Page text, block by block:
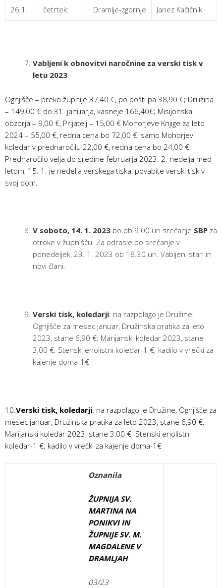
26.1. četrtek: Dramlje-zgornje Janez Kačičnik
Vabljeni k obnovitvi naročnine za verski tisk v
letu 2023:
Ognjišče – preko župnije 37,40 €, po pošti pa 38,90 €; Družina
– 149,00 € do 31. januarja, kasneje 166,40€; Misijonska
obzorja – 9,00 €, Prijatelj – 15,00 € Mohorjeve Knjige za leto
2024 – 55,00 €, redna cena bo 72,00 €, samo Mohorjev
koledar v prednaročilu 22,00 €, redna cena bo 24,00 €.
Prednaročilo velja do sredine februarja 2023. 2. nedelja med
letom, 15. 1. je nedelja verskega tiska, povabite verski tisk v
svoj dom.
V soboto, 14. 1. 2023 bo ob 9.00 uri srečanje SBP za
otroke v župnišču. Za odrasle bo srečanje v
ponedeljek, 23. 1. 2023 ob 18.30 uri. Vabljeni stari in
novi člani.
Verski tisk, koledarji: na razpolago je Družine,
Ognjišče za mesec januar, Družinska pratika za leto
2023, stane 6,90 €; Marijanski koledar 2023, stane
3,00 €; Stenski enolistni koledar-1 €; kadilo v vrečki za
kajenje doma-1€
10.Verski tisk, koledarji: na razpolago je Družine, Ognjišče za
mesec januar, Družinska pratika za leto 2023, stane 6,90 €;
Marijanski koledar 2023, stane 3,00 €; Stenski enolistni
koledar-1 €; kadilo v vrečki za kajenje doma-1€
Oznanila
ŽUPNIJA SV.
MARTINA NA
PONIKVI IN
ŽUPNIJE SV. M.
MAGDALENE V
DRAMLJAH
03/23